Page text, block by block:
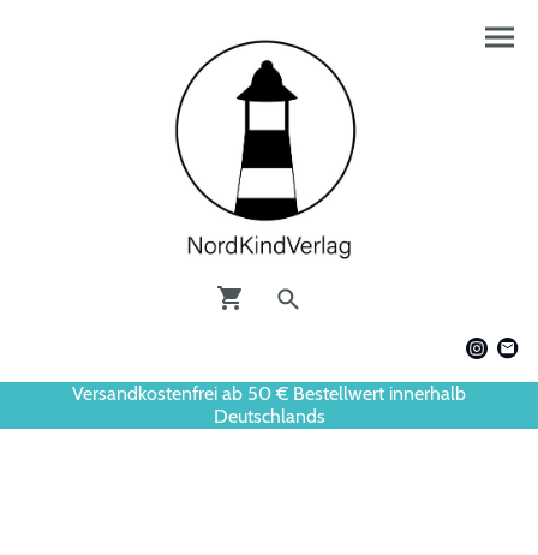
Versandkostenfrei ab 50 € Bestellwert innerhalb
Deutschlands